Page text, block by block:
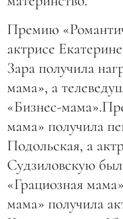
Премию
актрисе
Зара получила
мама», а
«Бизнес-
мама» получила
Подольская, а
Судзиловскую
«Грациозная
мама» получила